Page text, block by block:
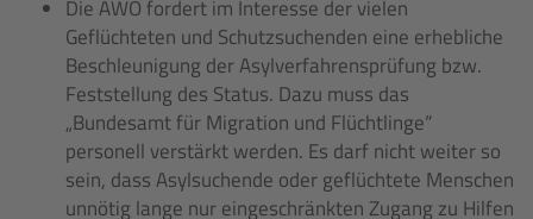
Die AWO fordert im Interesse der vielen
Geflüchteten und Schutzsuchenden eine erhebliche
Beschleunigung der Asylverfahrensprüfung bzw.
Feststellung des Status. Dazu muss das
„Bundesamt für Migration und Flüchtlinge“
personell verstärkt werden. Es darf nicht weiter so
sein, dass Asylsuchende oder geflüchtete Menschen
unnötig lange nur eingeschränkten Zugang zu Hilfen